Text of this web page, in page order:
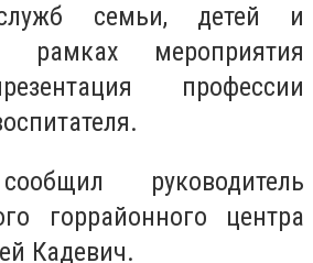
семьи, детей и
мероприятия
профессии
руководитель
горрайонного центра
Кадевич.